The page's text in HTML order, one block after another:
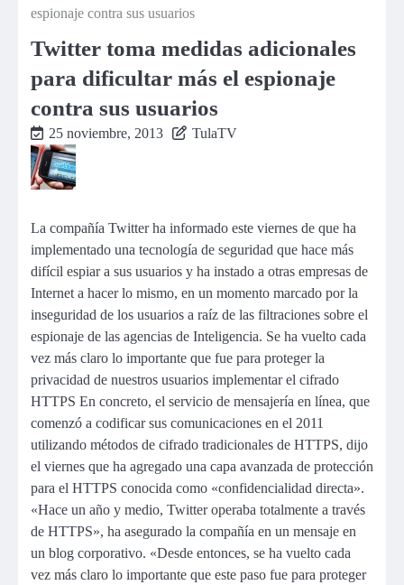
espionaje contra sus usuarios
Twitter toma medidas adicionales
para dificultar más el espionaje
contra sus usuarios
25 noviembre, 2013 TulaTV
La compañía Twitter ha informado este viernes de que ha
implementado una tecnología de seguridad que hace más
difícil espiar a sus usuarios y ha instado a otras empresas de
Internet a hacer lo mismo, en un momento marcado por la
inseguridad de los usuarios a raíz de las filtraciones sobre el
espionaje de las agencias de Inteligencia. Se ha vuelto cada
vez más claro lo importante que fue para proteger la
privacidad de nuestros usuarios implementar el cifrado
HTTPS En concreto, el servicio de mensajería en línea, que
comenzó a codificar sus comunicaciones en el 2011
utilizando métodos de cifrado tradicionales de HTTPS, dijo
el viernes que ha agregado una capa avanzada de protección
para el HTTPS conocida como «confidencialidad directa».
«Hace un año y medio, Twitter operaba totalmente a través
de HTTPS», ha asegurado la compañía en un mensaje en
un blog corporativo. «Desde entonces, se ha vuelto cada
vez más claro lo importante que este paso fue para proteger